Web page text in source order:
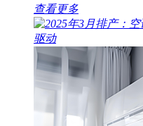
查看更多